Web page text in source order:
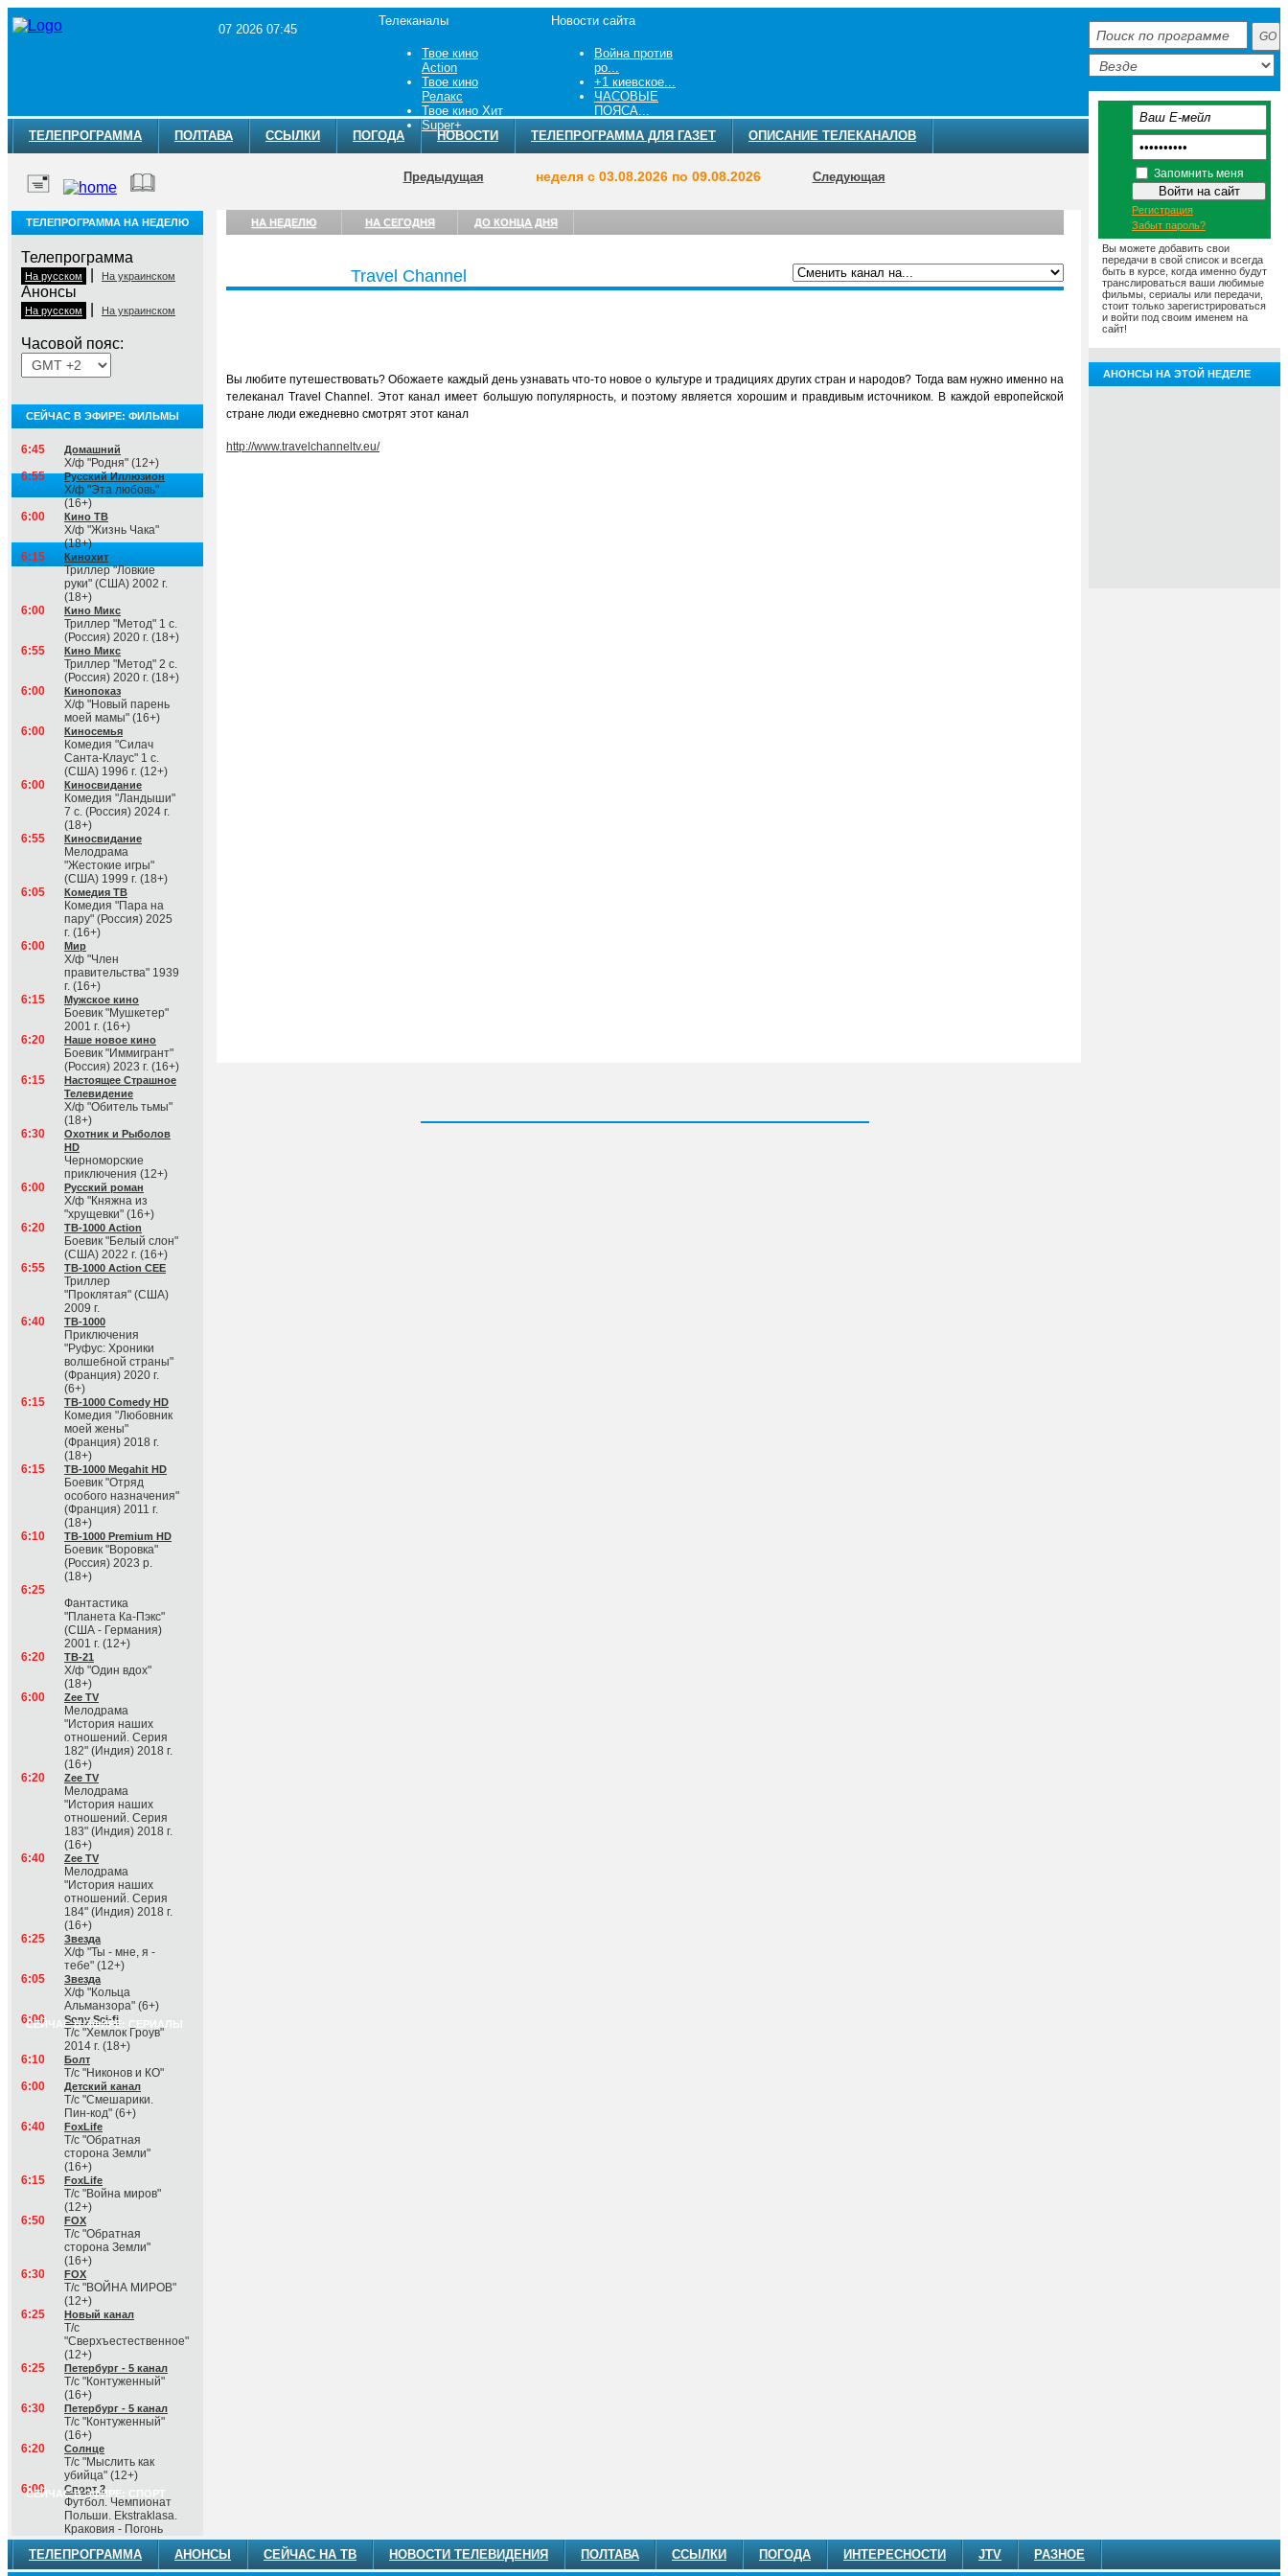
07 2026 07:45
Телеканалы
Твое кино
Action
Твое кино
Релакс
Твое кино Хит
Super+
Новости сайта
Война против
ро...
+1 киевское...
ЧАСОВЫЕ
ПОЯСА...
ТЕЛЕПРОГРАММА
ПОЛТАВА ССЫЛКИ ПОГОДА НОВОСТИ ТЕЛЕПРОГРАММА ДЛЯ ГАЗЕТ ОПИСАНИЕ ТЕЛЕКАНАЛОВ
Предыдущая неделя с 03.08.2026 по 09.08.2026 Следующая
ТЕЛЕПРОГРАММА НА НЕДЕЛЮ
Телепрограмма
На русском На украинском
Анонсы
На русском На украинском
Часовой пояс:
СЕЙЧАС В ЭФИРЕ: ФИЛЬМЫ
6:45 Домашний
Х/ф "Родня" (12+)
6:55
Русский Иллюзион
Х/ф "Эта любовь"
(16+)
6:00
Кино ТВ
Х/ф "Жизнь Чака"
(18+)
6:15
Кинохит
Триллер "Ловкие
руки" (США) 2002 г.
(18+)
6:00
Кино Микс
Триллер "Метод" 1 с.
(Россия) 2020 г. (18+)
6:55
Кино Микс
Триллер "Метод" 2 с.
(Россия) 2020 г. (18+)
6:00
Кинопоказ
Х/ф "Новый парень
моей мамы" (16+)
6:00
Киносемья
Комедия "Силач
Санта-Клаус" 1 с.
(США) 1996 г. (12+)
6:00
Киносвидание
Комедия "Ландыши"
7 с. (Россия) 2024 г.
(18+)
6:55
Киносвидание
Мелодрама
"Жестокие игры"
(США) 1999 г. (18+)
6:05
Комедия ТВ
Комедия "Пара на
пару" (Россия) 2025
г. (16+)
6:00
Мир
Х/ф "Член
правительства" 1939
г. (16+)
6:15
Мужское кино
Боевик "Мушкетер"
2001 г. (16+)
6:20
Наше новое кино
Боевик "Иммигрант"
(Россия) 2023 г. (16+)
6:15
Настоящее Страшное
Телевидение
Х/ф "Обитель тьмы"
(18+)
6:30
Охотник и Рыболов
HD
Черноморские
приключения (12+)
6:00
Русский роман
Х/ф "Княжна из
"хрущевки" (16+)
6:20
ТВ-1000 Action
Боевик "Белый слон"
(США) 2022 г. (16+)
6:55
ТВ-1000 Action CEE
Триллер
"Проклятая" (США)
2009 г.
6:40
ТВ-1000
Приключения
"Руфус: Хроники
волшебной страны"
(Франция) 2020 г.
(6+)
6:15
ТВ-1000 Comedy HD
Комедия "Любовник
моей жены"
(Франция) 2018 г.
(18+)
6:15
ТВ-1000 Megahit HD
Боевик "Отряд
особого назначения"
(Франция) 2011 г.
(18+)
6:10
ТВ-1000 Premium HD
Боевик "Воровка"
(Россия) 2023 р.
(18+)
6:25
Фантастика
"Планета Ка-Пэкс"
(США - Германия)
2001 г. (12+)
6:20
ТВ-21
Х/ф "Один вдох"
(18+)
6:00
Zee TV
Мелодрама
"История наших
отношений. Серия
182" (Индия) 2018 г.
(16+)
6:20
Zee TV
Мелодрама
"История наших
отношений. Серия
183" (Индия) 2018 г.
(16+)
6:40
Zee TV
Мелодрама
"История наших
отношений. Серия
184" (Индия) 2018 г.
(16+)
6:25
Звезда
Х/ф "Ты - мне, я -
тебе" (12+)
6:05
Звезда
Х/ф "Кольца
Альманзора" (6+)
СЕЙЧАС В ЭФИРЕ: СЕРИАЛЫ
6:00 Sony Sci-fi
Т/с "Хемлок Гроув"
2014 г. (18+)
6:10
Болт
Т/с "Никонов и КО"
6:00
Детский канал
Т/с "Смешарики.
Пин-код" (6+)
6:40
FoxLife
Т/с "Обратная
сторона Земли"
(16+)
6:15
FoxLife
Т/с "Война миров"
(12+)
6:50
FOX
Т/с "Обратная
сторона Земли"
(16+)
6:30
FOX
Т/с "ВОЙНА МИРОВ"
(12+)
6:25
Новый канал
Т/с
"Сверхъестественное"
(12+)
6:25
Петербург - 5 канал
Т/с "Контуженный"
(16+)
6:30
Петербург - 5 канал
Т/с "Контуженный"
(16+)
6:20
Солнце
Т/с "Мыслить как
убийца" (12+)
СЕЙЧАС В ЭФИРЕ: СПОРТ
6:00 Спорт 2
Футбол. Чемпионат
Польши. Ekstraklasa.
Краковия - Погонь
НА НЕДЕЛЮ НА СЕГОДНЯ ДО КОНЦА ДНЯ
Travel Channel
Вы любите путешествовать? Обожаете каждый день узнавать что-то новое о культуре и традициях других стран и народов? Тогда вам нужно именно на
телеканал Travel Channel. Этот канал имеет большую популярность, и поэтому является хорошим и правдивым источником. В каждой европейской
стране люди ежедневно смотрят этот канал
http://www.travelchanneltv.eu/
Запомнить меня
Регистрация
Забыт пароль?
Вы можете добавить свои
передачи в свой список и всегда
быть в курсе, когда именно будут
транслироваться ваши любимые
фильмы, сериалы или передачи,
стоит только зарегистрироваться
и войти под своим именем на
сайт!
АНОНСЫ НА ЭТОЙ НЕДЕЛЕ
ТЕЛЕПРОГРАММА АНОНСЫ СЕЙЧАС НА ТВ НОВОСТИ ТЕЛЕВИДЕНИЯ ПОЛТАВА ССЫЛКИ ПОГОДА ИНТЕРЕСНОСТИ JTV РАЗНОЕ